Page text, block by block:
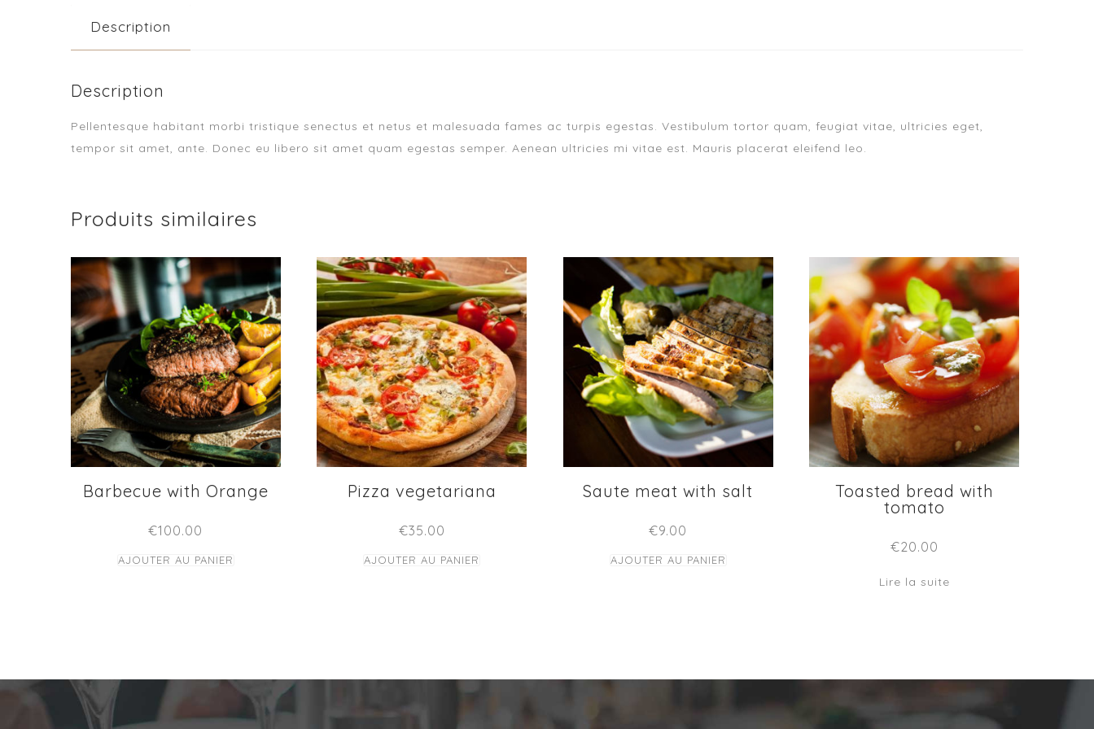
Description
Description
Pellentesque habitant morbi tristique senectus et netus et malesuada fames ac turpis egestas. Vestibulum tortor quam, feugiat vitae, ultricies eget,
tempor sit amet, ante. Donec eu libero sit amet quam egestas semper. Aenean ultricies mi vitae est. Mauris placerat eleifend leo.
Produits similaires
Barbecue with Orange
€100.00
AJOUTER AU PANIER
Pizza vegetariana
€35.00
AJOUTER AU PANIER
Saute meat with salt
€9.00
AJOUTER AU PANIER
Toasted bread with
tomato
€20.00
Lire la suite